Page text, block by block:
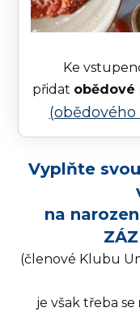
Ke
přidat obědové
Vyplňte
na
(členové Klubu
je však třeba se